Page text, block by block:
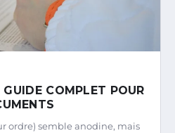
GUIDE COMPLET POUR
ordre) semble anodine, mais